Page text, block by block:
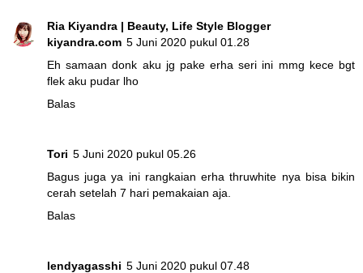
Ria Kiyandra | Beauty, Life Style Blogger
kiyandra.com 5 Juni 2020 pukul 01.28
Eh samaan donk aku jg pake erha seri ini mmg kece bgt
flek aku pudar lho
Balas
Tori 5 Juni 2020 pukul 05.26
Bagus juga ya ini rangkaian erha thruwhite nya bisa bikin
cerah setelah 7 hari pemakaian aja.
Balas
lendyagasshi 5 Juni 2020 pukul 07.48